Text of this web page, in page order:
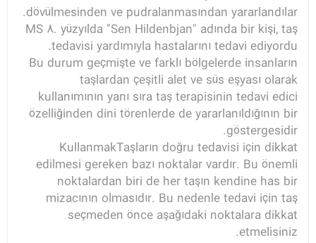
dövülmesinden ve pudralanmasından yararlandılar.
MS 8. yüzyılda "Sen Hildenbjan" adında bir kişi, taş
tedavisi yardımıyla hastalarını tedavi ediyordu.
Bu durum geçmişte ve farklı bölgelerde insanların
taşlardan çeşitli alet ve süs eşyası olarak
kullanımının yanı sıra taş terapisinin tedavi edici
özelliğinden dini törenlerde de yararlanıldığının bir
göstergesidir.
KullanmakTaşların doğru tedavisi için dikkat
edilmesi gereken bazı noktalar vardır. Bu önemli
noktalardan biri de her taşın kendine has bir
mizacının olmasıdır. Bu nedenle tedavi için taş
seçmeden önce aşağıdaki noktalara dikkat
etmelisiniz.